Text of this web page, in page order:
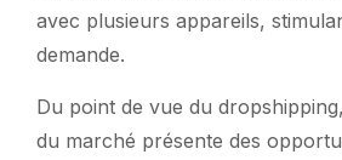
avec plusieurs appareils,
demande.
Du point de vue du
du marché présente des